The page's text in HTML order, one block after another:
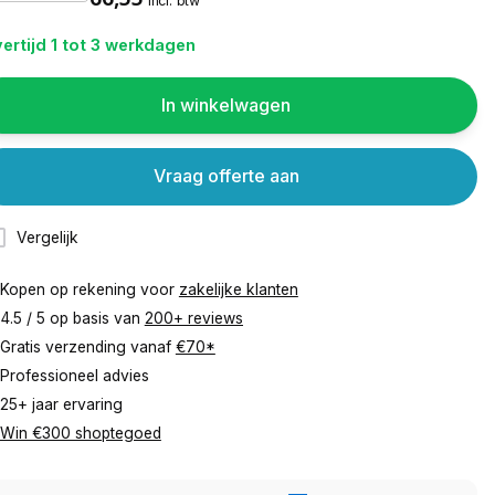
1 tot 3 werkdagen
In winkelwagen
Vergelijk
Vraag offerte aan
Kopen op rekening voor zakelijke klanten
4.5 / 5 op basis van 200+ reviews
Gratis verzending vanaf €70*
Professioneel advies
25+ jaar ervaring
Win €300 shoptegoed